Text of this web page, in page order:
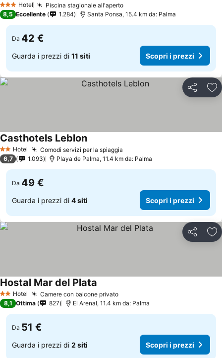
3 StelleHotel Piscina stagionale all'aperto
8,5 Eccellente 1.284 Santa Ponsa, 15.4 km da: Palma
Da 42 €
Guarda i prezzi di 11 siti Scopri i prezzi
Condividi
2 StelleHotel Comodi servizi per la spiaggia
Casthotels Leblon
6,7 1.093 Playa de Palma, 11.4 km da: Palma
Da 49 €
Guarda i prezzi di 4 siti Scopri i prezzi
Condividi
2 StelleHotel Camere con balcone privato
Hostal Mar del Plata
8,1 Ottima 827 El Arenal, 11.4 km da: Palma
Da 51 €
Guarda i prezzi di 2 siti Scopri i prezzi